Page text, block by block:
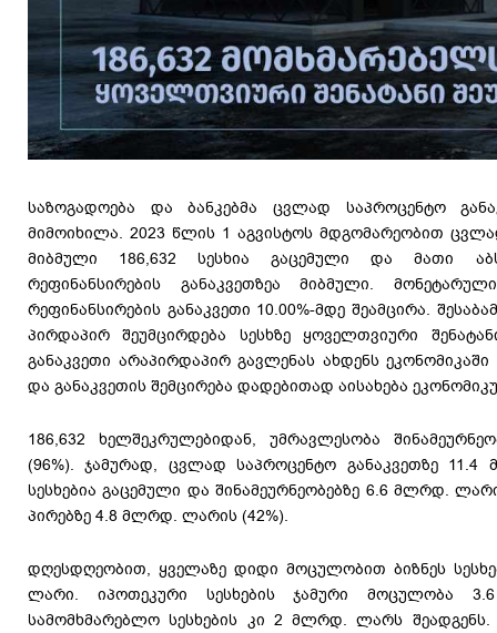
საზოგადოება და ბანკებმა ცვლად საპროცენტო
მიმოიხილა. 2023 წლის 1 აგვისტოს მდგომარეობით
მიბმული 186,632 სესხია გაცემული და მათი
რეფინანსირების განაკვეთზეა მიბმული.
რეფინანსირების განაკვეთი 10.00%-მდე შეამცირა.
პირდაპირ შეუმცირდება სესხზე ყოველთვიური
განაკვეთი არაპირდაპირ გავლენას ახდენს ეკონომიკაში
და განაკვეთის შემცირება დადებითად აისახება
186,632 ხელშეკრულებიდან, უმრავლესობა
(96%). ჯამურად, ცვლად საპროცენტო განაკვეთზე
სესხებია გაცემული და შინამეურნეობებზე 6.6 მლრდ.
პირებზე 4.8 მლრდ. ლარის (42%).
დღესდღეობით, ყველაზე დიდი მოცულობით ბიზნეს
ლარი. იპოთეკური სესხების ჯამური
სამომხმარებლო სესხების კი 2 მლრდ. ლარს